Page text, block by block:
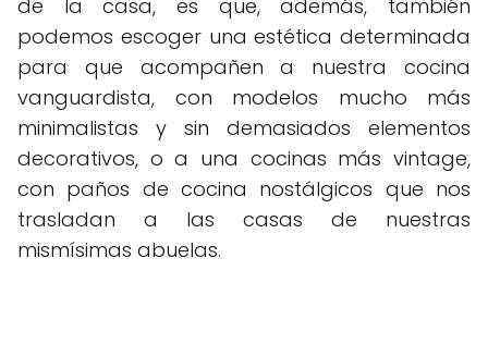
de la casa, es que, además, también
podemos escoger una estética determinada
para que acompañen a nuestra cocina
vanguardista, con modelos mucho más
minimalistas y sin demasiados elementos
decorativos, o a una cocinas más vintage,
con paños de cocina nostálgicos que nos
trasladan a las casas de nuestras
mismísimas abuelas.